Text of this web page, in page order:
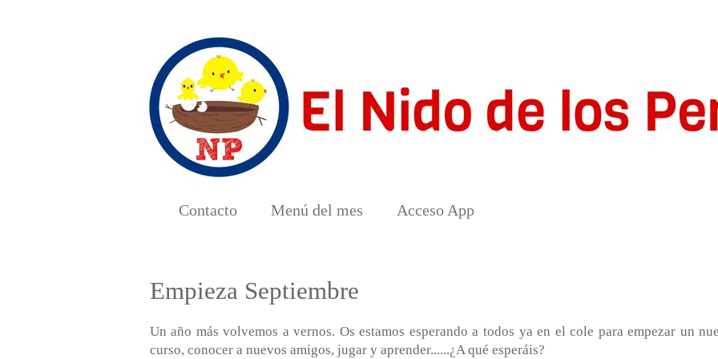
Contacto Menú del mes Acceso App
Empieza Septiembre
Un año más volvemos a vernos. Os estamos esperando a todos ya en el cole para empezar un
curso, conocer a nuevos amigos, jugar y aprender......¿A qué esperáis?